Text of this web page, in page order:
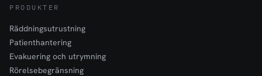
PRODUKTER
Räddningsutrustning
Patienthantering
Evakuering och utrymning
Rörelsebegränsning